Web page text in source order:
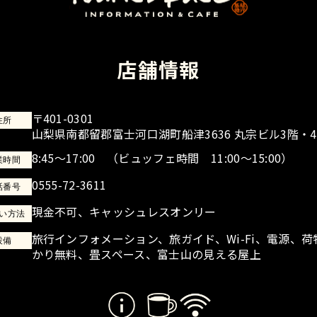
店舗情報
所
〒401-0301
山梨県南都留郡富士河口湖町船津3636 丸宗ビル3階・
時間 8:45～17:00 （ビュッフェ時間 11:00～15:00）
番号 0555-72-3611
方法 現金不可、キャッシュレスオンリー
備
旅行インフォメーション、旅ガイド、Wi-Fi、電源、荷
かり無料、畳スペース、富士山の見える屋上